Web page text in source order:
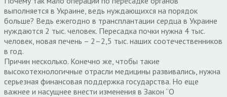
выполняется в Украине, ведь нуждающихся на порядок
больше? Ведь ежегодно в трансплантации сердца в Украине
нуждаются 2 тыс. человек. Пересадка почки нужна 4 тыс.
человек, новая печень – 2–2,5 тыс. наших соотечественников
в год.
Причин несколько. Конечно же, чтобы такие
высокотехнологичные отрасли медицины развивались, нужна
серьезная финансовая поддержка государства. Но еще
важнее и насущнее внести изменения в Закон “О